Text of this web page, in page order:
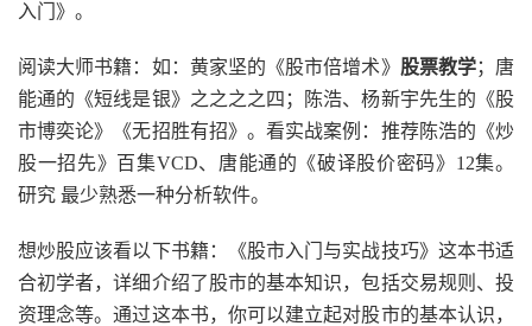
入门》。
阅读大师书籍：如：黄家坚的《股市倍增术》 股票教学；唐
能通的《短线是银》之之之之四；陈浩、杨新宇先生的《股
市博奕论》《无招胜有招》。看实战案例：推荐陈浩的《炒
股一招先》百集VCD、唐能通的《破译股价密码》12集。
研究 最少熟悉一种分析软件。
想炒股应该看以下书籍：《股市入门与实战技巧》这本书适
合初学者，详细介绍了股市的基本知识，包括交易规则、投
资理念等。通过这本书，你可以建立起对股市的基本认识，